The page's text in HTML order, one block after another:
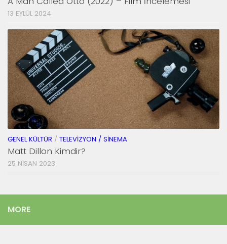
13 EYLÜL 2024
GENEL KÜLTÜR / TELEVIZYON / SINEMA
Matt Dillon Kimdir?
25 NISAN 2023
MORE